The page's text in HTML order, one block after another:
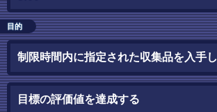
目的
制限時間内に指定された収集品を入手し
目標の評価値を達成する